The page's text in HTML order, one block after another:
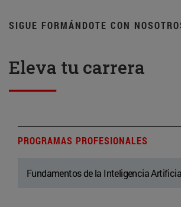
SIGUE FORMÁNDOTE CON
Eleva tu carrera
PROGRAMAS PROFESIONALES
Fundamentos de la Inteligencia